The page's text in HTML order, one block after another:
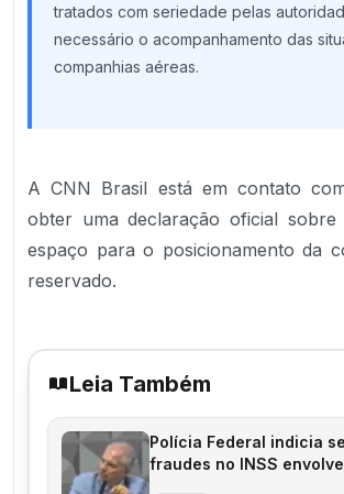
tratados com seriedade pelas
necessário o acompanhamento das
companhias aéreas.
A CNN Brasil está em contato
obter uma declaração oficial
espaço para o posicionamento da
reservado.
Leia Também
Polícia Federal indicia
fraudes no INSS